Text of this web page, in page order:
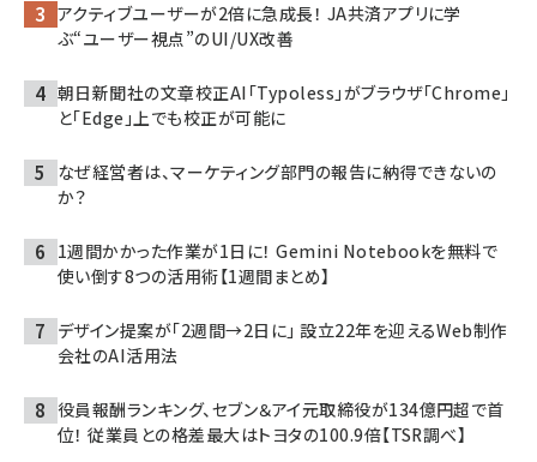
アクティブユーザーが2倍に急成長！ JA共済アプリに学
ぶ“ユーザー視点”のUI/UX改善
朝日新聞社の文章校正AI「Typoless」がブラウザ「Chrome」
と「Edge」上でも校正が可能に
なぜ経営者は、マーケティング部門の報告に納得できないの
か？
1週間かかった作業が1日に！ Gemini Notebookを無料で
使い倒す8つの活用術【1週間まとめ】
デザイン提案が「2週間→2日に」 設立22年を迎えるWeb制作
会社のAI活用法
役員報酬ランキング、セブン＆アイ元取締役が134億円超で首
位！ 従業員との格差最大はトヨタの100.9倍【TSR調べ】